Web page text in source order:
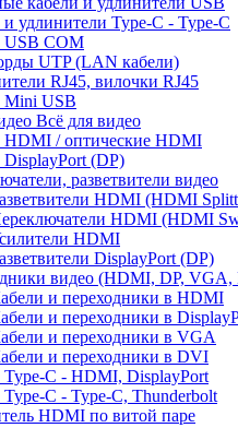
удлинители Type-C - Type-C
USB COM
UTP (LAN кабели)
RJ45, вилочки RJ45
Mini USB
Всё для видео
HDMI / оптические HDMI
(DP)
разветвители видео
HDMI (HDMI
HDMI (HDMI
HDMI
DisplayPort (DP)
видео (HDMI, DP, VGA,
и переходники в HDMI
и переходники в
и переходники в VGA
и переходники в DVI
Type-C - HDMI, DisplayPort
C - Type-C, Thunderbolt
HDMI по витой паре